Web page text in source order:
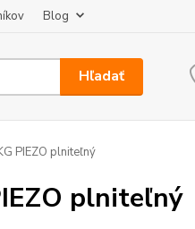
Blog
Hľadať
PIEZO plniteľný
plniteľný